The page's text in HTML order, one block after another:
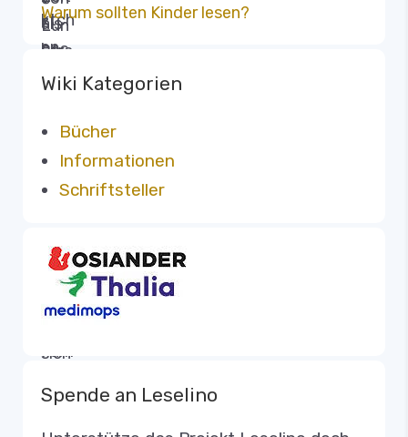
Warum sollten Kinder lesen?
Wiki Kategorien
Bücher
Informationen
Schriftsteller
Spende an Leselino